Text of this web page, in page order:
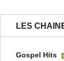
LES
Gospel Hits